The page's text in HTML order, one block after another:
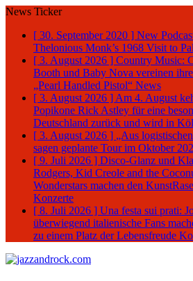
News Ticker
[ 30. September 2020 ] New
Thelonious Monk’s 1968 Visit to
[ 3. August 2026 ] Country Music:
Booth und Baby Nova vereinen
„Pearl Handled Pistol“ News
[ 3. August 2026 ] Am 4. August
Popikone Rick Astley für eine
Deutschland zurück und wird in
[ 3. August 2026 ] „Aus
sagen geplante Tour im Oktober
[ 9. Juli 2026 ] Disco-Glanz und
Rodgers, Kid Creole and the
Wonderstars machen den
Konzerte
[ 8. Juli 2026 ] Una festa sui prati:
überwiegend italienische Fans
zu einem Platz der Lebensfreude